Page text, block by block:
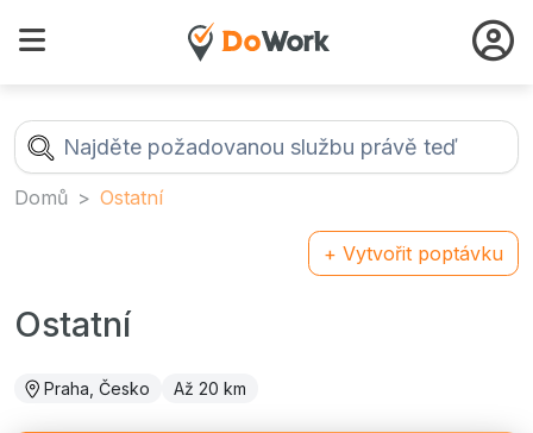
Domů Ostatní
+ Vytvořit poptávku
Ostatní
Praha, Česko Až 20 km